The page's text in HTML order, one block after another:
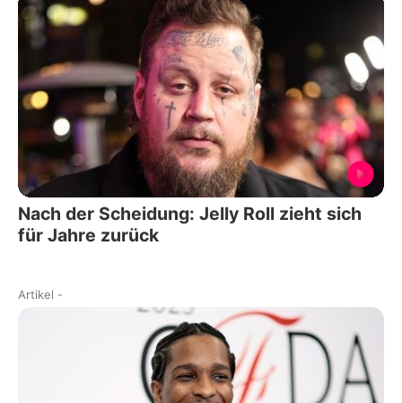
Nach der Scheidung: Jelly Roll zieht sich
für Jahre zurück
Artikel -